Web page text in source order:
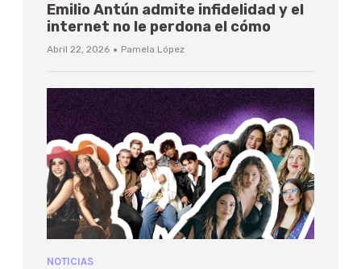
Emilio Antún admite infidelidad y el
internet no le perdona el cómo
Abril 22, 2026 · Pamela López
NOTICIAS